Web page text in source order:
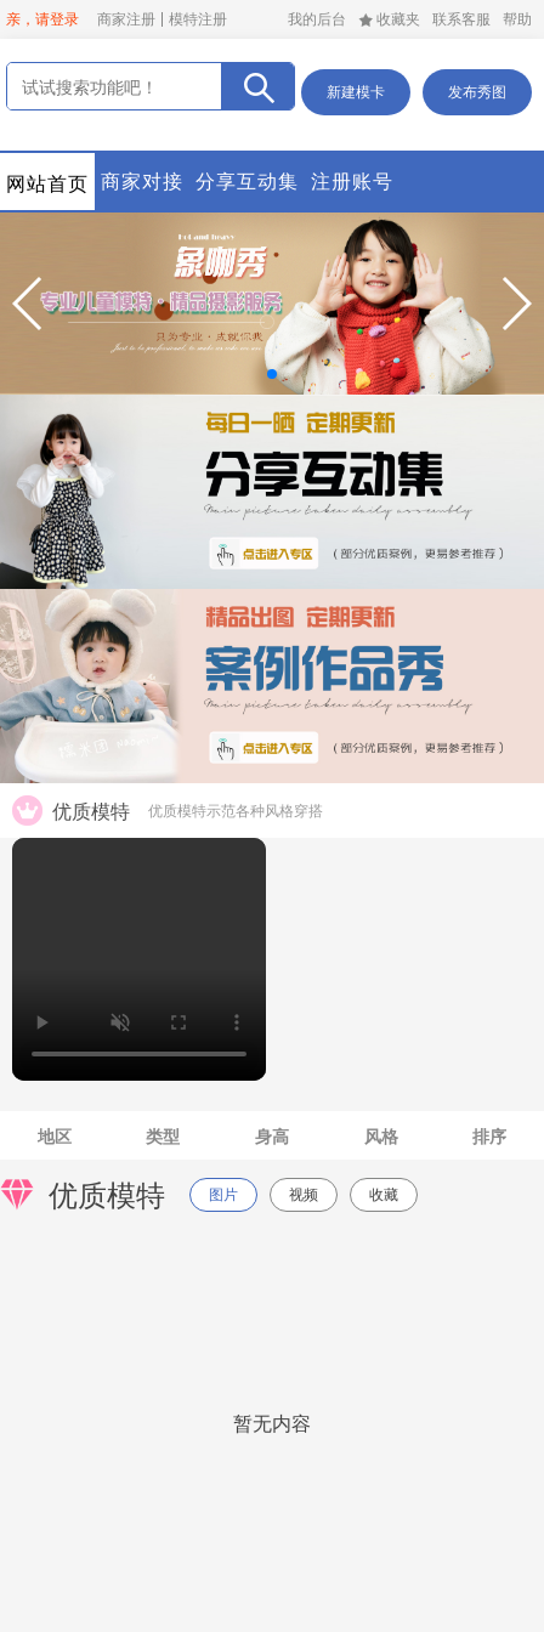
亲，请登录 商家注册 模特注册 我的后台 收藏夹 联系客服 帮助
新建模卡 发布秀图
网站首页 商家对接 分享互动集 注册账号
优质模特 优质模特示范各种风格穿搭
地区 类型 身高 风格 排序
优质模特 图片 视频 收藏
暂无内容